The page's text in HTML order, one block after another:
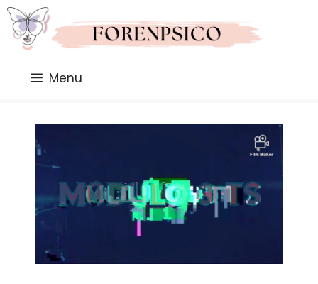
Saltar
al
contenido
Menu